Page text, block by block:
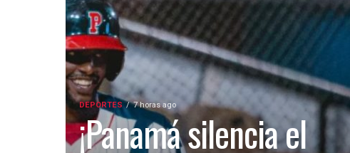
DEPORTES 7 horas ago
¡Panamá silencia el